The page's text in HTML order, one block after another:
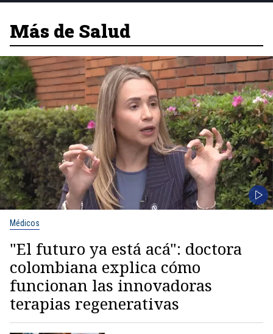
Más de Salud
Médicos
"El futuro ya está acá": doctora
colombiana explica cómo
funcionan las innovadoras
terapias regenerativas